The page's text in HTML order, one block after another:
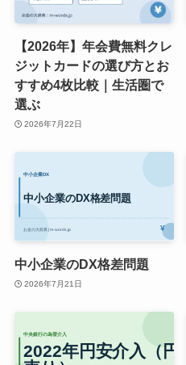
【2026年】年会費無料クレ
ジットカードの選び方とお
すすめ4枚比較｜生活圏で
選ぶ
2026年7月22日
中小企業のDX格差問題
2026年7月21日